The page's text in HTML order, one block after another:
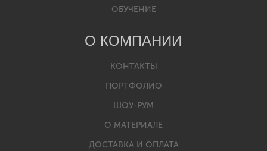
ОБУЧЕНИЕ
О КОМПАНИИ
КОНТАКТЫ
ПОРТФОЛИО
ШОУ-РУМ
О МАТЕРИАЛЕ
ДОСТАВКА И ОПЛАТА